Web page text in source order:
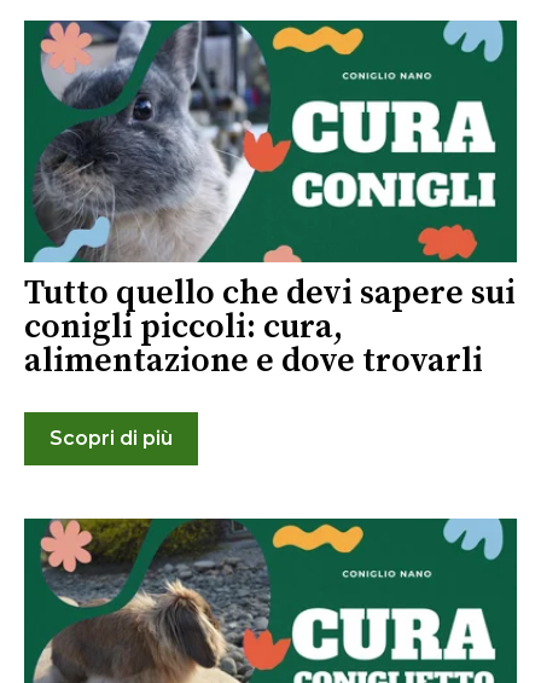
Tutto quello che devi sapere sui
conigli piccoli: cura,
alimentazione e dove trovarli
Scopri di più